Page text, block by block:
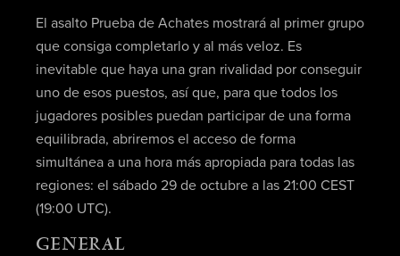
El asalto Prueba de Achates mostrará al primer grupo
que consiga completarlo y al más veloz. Es
inevitable que haya una gran rivalidad por conseguir
uno de esos puestos, así que, para que todos los
jugadores posibles puedan participar de una forma
equilibrada, abriremos el acceso de forma
simultánea a una hora más apropiada para todas las
regiones: el sábado 29 de octubre a las 21:00 CEST
(19:00 UTC).
GENERAL